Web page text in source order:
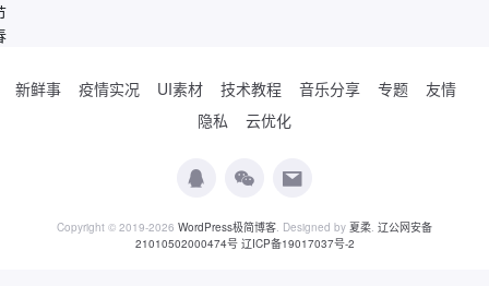
新鲜事 疫情实况 UI素材 技术教程 音乐分享 专题
友情
隐私
云优化
Copyright © 2019-2026 WordPress极简博客. Designed by 夏柔. 辽公网安备
21010502000474号 辽ICP备19017037号-2